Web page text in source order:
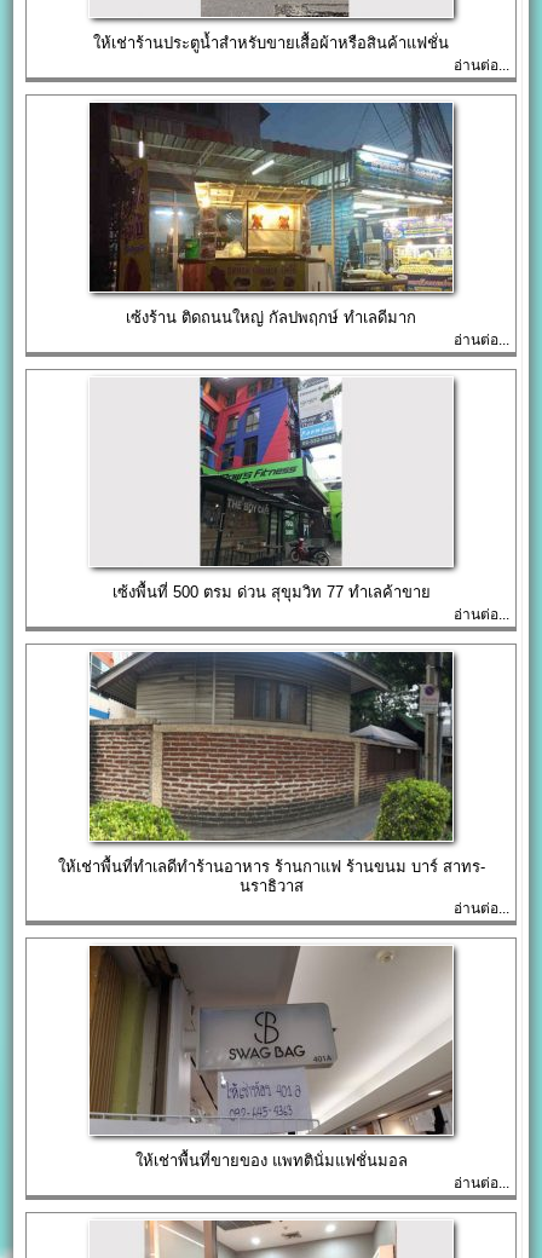
ให้เช่าร้านประตูน้ำสำหรับขายเสื้อผ้าหรือสินค้าแฟชั่น
อ่านต่อ...
เซ้งร้าน ติดถนนใหญ่ กัลปพฤกษ์ ทำเลดีมาก
อ่านต่อ...
เซ้งพื้นที่ 500 ตรม ด่วน สุขุมวิท 77 ทำเลค้าขาย
อ่านต่อ...
ให้เช่าพื้นที่ทำเลดีทำร้านอาหาร ร้านกาแฟ ร้านขนม บาร์ สาทร-
นราธิวาส
อ่านต่อ...
ให้เช่าพื้นที่ขายของ แพทตินั่มแฟชั่นมอล
อ่านต่อ...